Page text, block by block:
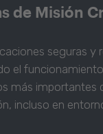
de Misión
seguras y
el
más importantes
incluso en